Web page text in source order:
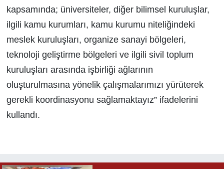
kapsamında; üniversiteler, diğer bilimsel kuruluşlar,
ilgili kamu kurumları, kamu kurumu niteliğindeki
meslek kuruluşları, organize sanayi bölgeleri,
teknoloji geliştirme bölgeleri ve ilgili sivil toplum
kuruluşları arasında işbirliği ağlarının
oluşturulmasına yönelik çalışmalarımızı yürüterek
gerekli koordinasyonu sağlamaktayız” ifadelerini
kullandı.